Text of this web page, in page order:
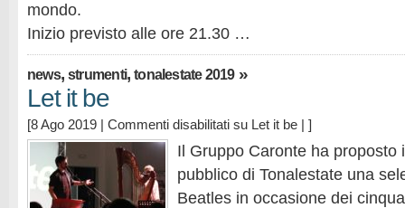
mondo.
Inizio previsto alle ore 21.30 …
news,strumenti,tonalestate 2019»
Let it be
[8 Ago 2019 | Commenti disabilitati su Let it be | ]
Il Gruppo Caronte ha proposto
pubblico di Tonalestate una
Beatles in occasione dei